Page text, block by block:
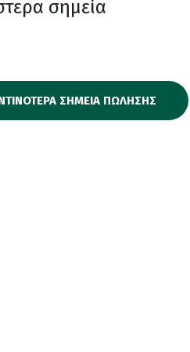
σημεία
ΣΗΜΕΙΑ ΠΩΛΗΣΗΣ